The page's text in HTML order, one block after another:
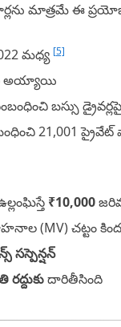
మాత్రమే ఈ
మధ్య [5]
అయ్యాయి
బస్సు
21,001
₹10,000
(MV) చట్టం కింద
సస్పెన్షన్
దారితీసింది